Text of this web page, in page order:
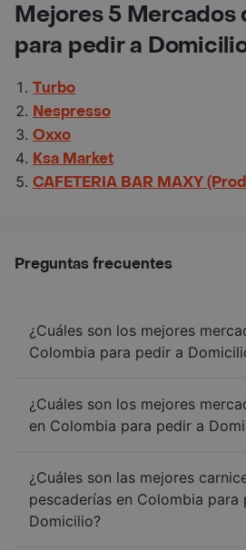
Mejores 5 Mercados
para pedir a
Turbo
Nespresso
Oxxo
Ksa Market
CAFETERIA BAR MAXY
Preguntas frecuentes
¿Cuáles son los mejores
Colombia para pedir a
¿Cuáles son los mejores
en Colombia para pedir a
¿Cuáles son las mejores
pescaderías en Colombia para
Domicilio?